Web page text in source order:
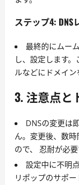
ステップ4:
最終的にムー
し、設定します
ルなどにドメイン
3. 注意点と
DNSの変更は
ん。変更後、数
ので、 忍耐が必要
設定中に不明
リポップのサポー